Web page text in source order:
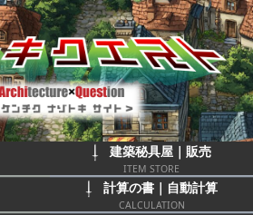
建築秘具屋｜販売
ITEM STORE
計算の書｜自動計算
CALCULATION